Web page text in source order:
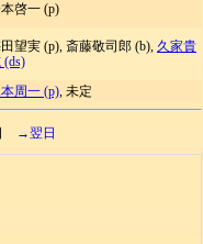
啓一 (p)
望実 (p), 斎藤敬司郎 (b), 久家貴
(ds)
周一 (p), 未定
→翌日